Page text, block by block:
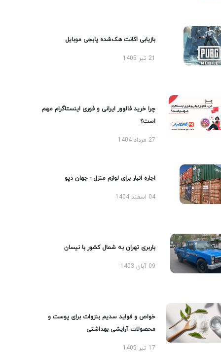
بازیابی اکانت هک‌شده پابجی موبایل
چرا خرید فالوور ایرانی و فوری اینستاگرام مهم
است؟
27 مرداد 1404
اجاره انبار برای لوازم منزل - جهان دپو
04 اسفند 1404
باربری تهران به شمال کشور با نیسان
09 آبان 1403
خواص و فواید سدیم بنزوات برای پوست و
محصولات آرایشی بهداشتی
17 تیر 1405